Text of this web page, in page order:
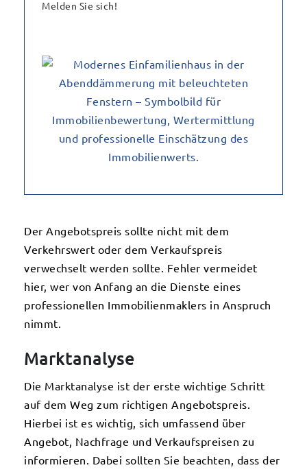
Melden Sie sich!
Der Angebotspreis sollte nicht mit dem
Verkehrswert oder dem Verkaufspreis
verwechselt werden sollte. Fehler vermeidet
hier, wer von Anfang an die Dienste eines
professionellen Immobilienmaklers in Anspruch
nimmt.
Marktanalyse
Die Marktanalyse ist der erste wichtige Schritt
auf dem Weg zum richtigen Angebotspreis.
Hierbei ist es wichtig, sich umfassend über
Angebot, Nachfrage und Verkaufspreisen zu
informieren. Dabei sollten Sie beachten, dass der